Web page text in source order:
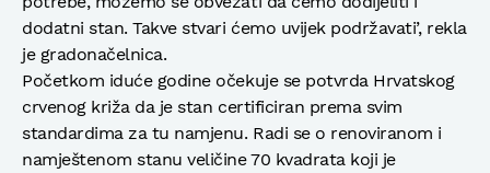
dodatni stan. Takve stvari ćemo uvijek podržavati’, rekla
je gradonačelnica.
Početkom iduće godine očekuje se potvrda Hrvatskog
crvenog križa da je stan certificiran prema svim
standardima za tu namjenu. Radi se o renoviranom i
namještenom stanu veličine 70 kvadrata koji je